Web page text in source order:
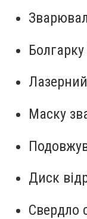
Болгарку
Маску
Диск
Свердло